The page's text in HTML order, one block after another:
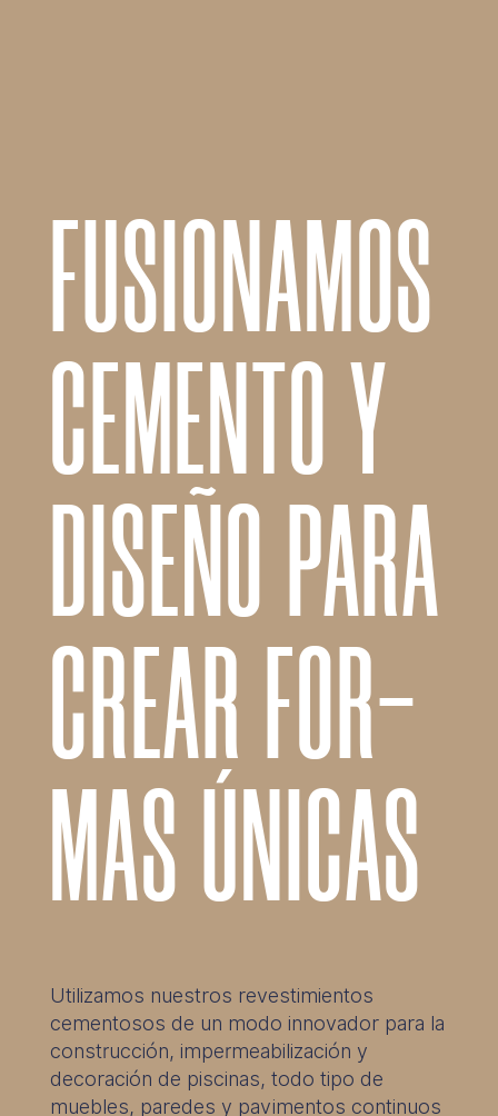
FUSIONAMOS
CEMENTO Y
DISEÑO PARA
CREAR FOR-
MAS ÚNICAS
Utilizamos nuestros revestimientos
cementosos de un modo innovador para la
construcción, impermeabilización y
decoración de piscinas, todo tipo de
muebles, paredes y pavimentos continuos